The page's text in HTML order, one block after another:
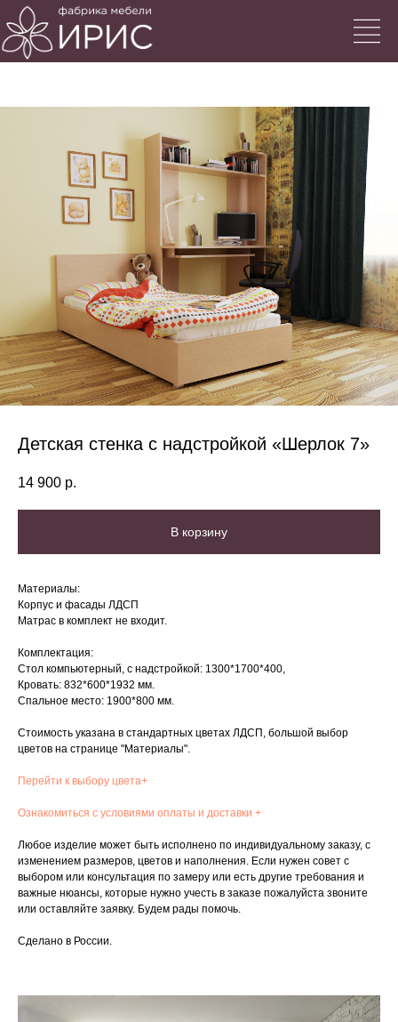
Детская стенка с надстройкой «Шерлок 7»
14 900 р.
В корзину
Материалы:
Корпус и фасады ЛДСП
Матрас в комплект не входит.
Комплектация:
Стол компьютерный, с надстройкой: 1300*1700*400,
Кровать: 832*600*1932 мм.
Спальное место: 1900*800 мм.
Стоимость указана в стандартных цветах ЛДСП, большой выбор
цветов на странице "Материалы".
Перейти к выбору цвета+
Ознакомиться с условиями оплаты и доставки +
Любое изделие может быть исполнено по индивидуальному заказу, с
изменением размеров, цветов и наполнения. Если нужен совет с
выбором или консультация по замеру или есть другие требования и
важные нюансы, которые нужно учесть в заказе пожалуйста звоните
или оставляйте заявку. Будем рады помочь.
Сделано в России.